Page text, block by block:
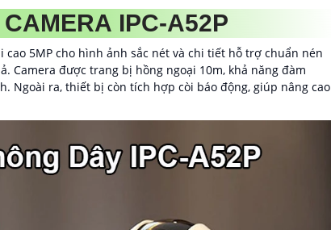
IPC-A52P
cao 5MP cho hình ảnh sắc nét và chi tiết hỗ trợ chuẩn nén
Camera được trang bị hồng ngoại 10m, khả năng đàm
Ngoài ra, thiết bị còn tích hợp còi báo động, giúp nâng cao